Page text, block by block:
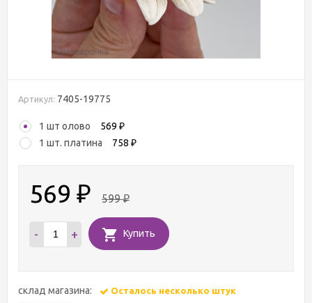
Артикул: 7405-19775
1 шт олово 569 ₽
1 шт. платина 758 ₽
569 ₽ 599₽
- + Купить
склад магазина: Осталось несколько штук